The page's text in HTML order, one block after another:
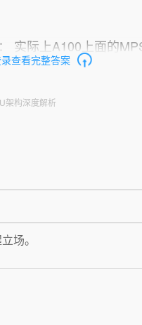
查看完整答案
实际上A100上面的
架构深度解析
场。